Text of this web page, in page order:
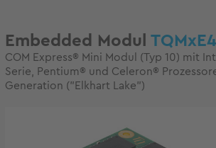
Embedded Modul
COM Express® Mini Modul (Typ 10) mit
Serie, Pentium® und Celeron®
Generation ("Elkhart Lake")